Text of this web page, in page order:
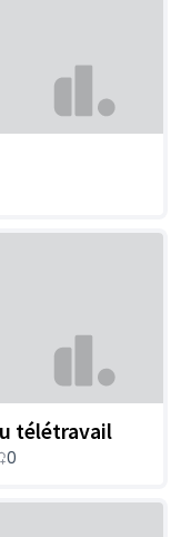
télétravail
0